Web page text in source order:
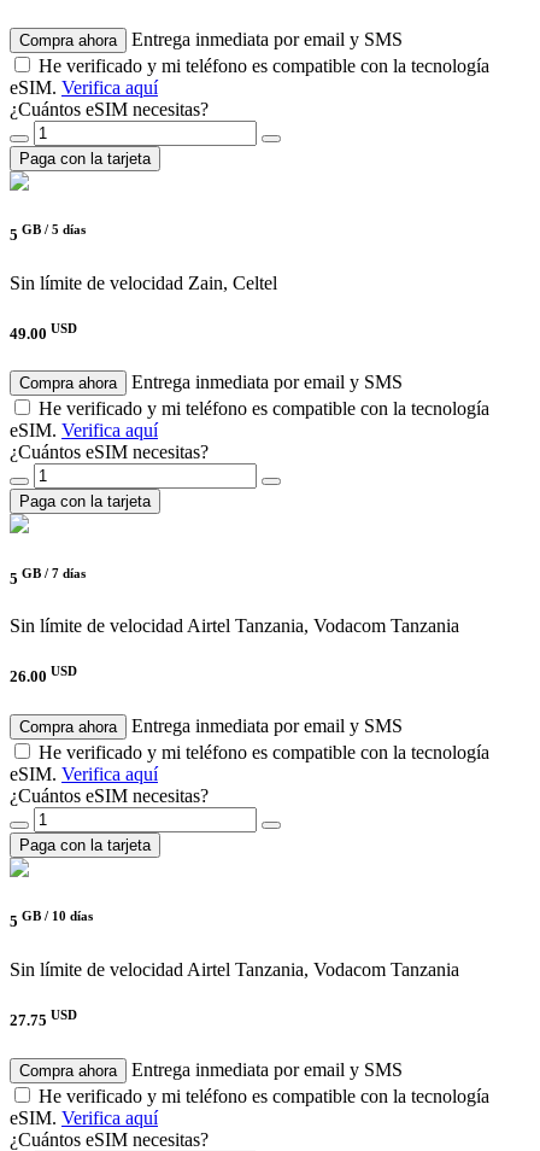
Compra ahora
Entrega inmediata por email y SMS
He verificado y mi teléfono es compatible con la tecnología
eSIM. Verifica aquí
¿Cuántos eSIM necesitas?
Paga con la tarjeta
5 GB / 5 días
Sin límite de velocidad Zain, Celtel
49.00 USD
Compra ahora
Entrega inmediata por email y SMS
He verificado y mi teléfono es compatible con la tecnología
eSIM. Verifica aquí
¿Cuántos eSIM necesitas?
Paga con la tarjeta
5 GB / 7 días
Sin límite de velocidad Airtel Tanzania, Vodacom Tanzania
26.00 USD
Compra ahora
Entrega inmediata por email y SMS
He verificado y mi teléfono es compatible con la tecnología
eSIM. Verifica aquí
¿Cuántos eSIM necesitas?
Paga con la tarjeta
5 GB / 10 días
Sin límite de velocidad Airtel Tanzania, Vodacom Tanzania
27.75 USD
Compra ahora
Entrega inmediata por email y SMS
He verificado y mi teléfono es compatible con la tecnología
eSIM. Verifica aquí
¿Cuántos eSIM necesitas?